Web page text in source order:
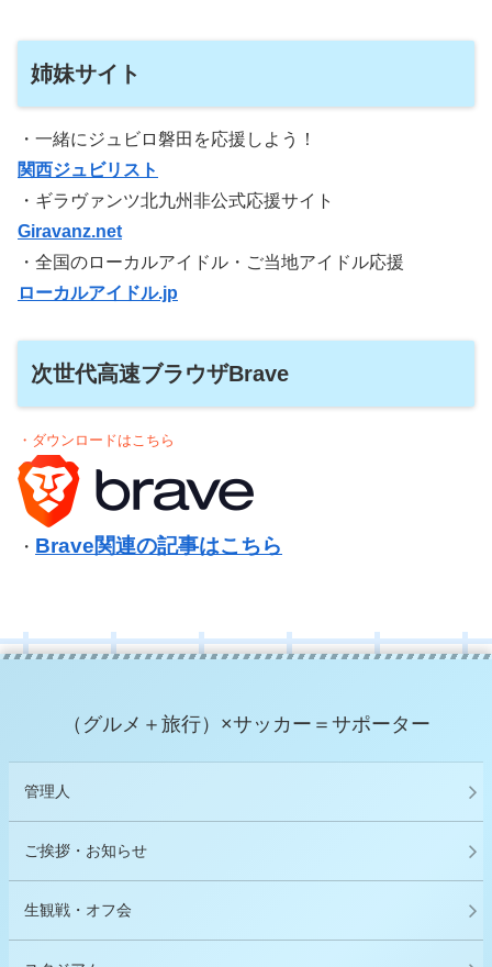
姉妹サイト
・一緒にジュビロ磐田を応援しよう！
関西ジュビリスト
・ギラヴァンツ北九州非公式応援サイト
Giravanz.net
・全国のローカルアイドル・ご当地アイドル応援
ローカルアイドル.jp
次世代高速ブラウザBrave
・ダウンロードはこちら
・ Brave関連の記事はこちら
（グルメ＋旅行）×サッカー＝サポーター
管理人
ご挨拶・お知らせ
生観戦・オフ会